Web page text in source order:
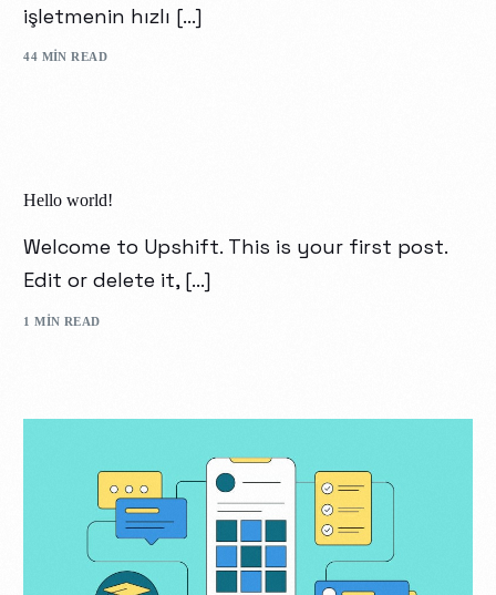
işletmenin hızlı […]
44 MIN READ
Hello world!
Welcome to Upshift. This is your first post.
Edit or delete it, […]
1 MIN READ